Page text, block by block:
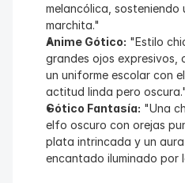
melancólica,
marchita."
Anime Gótico: "Estilo
grandes ojos expresivos,
un uniforme escolar con
actitud linda pero oscura."
Gótico Fantasía: "Una
elfo oscuro con orejas
plata intrincada y un
encantado iluminado por